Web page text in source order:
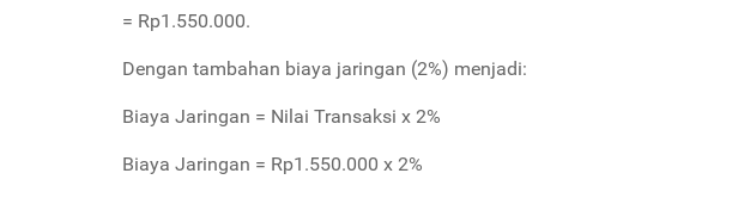
= Rp1.550.000.
Dengan tambahan biaya jaringan (2%) menjadi:
Biaya Jaringan = Nilai Transaksi x 2%
Biaya Jaringan = Rp1.550.000 x 2%